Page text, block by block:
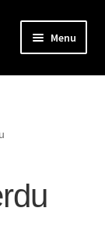
Menu